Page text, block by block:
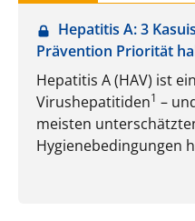
Hepatitis A: 3
Prävention Priorität
Hepatitis A (HAV) ist
Virushepatitiden1 –
meisten
Hygienebedingungen
Rückgang der